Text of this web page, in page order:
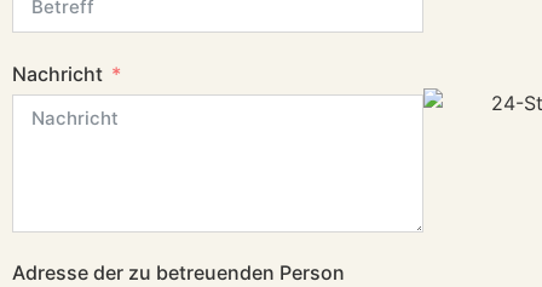
Nachricht
Adresse der zu betreuenden Person